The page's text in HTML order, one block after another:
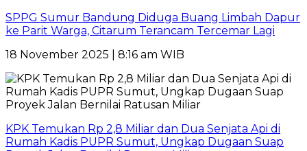
SPPG Sumur Bandung Diduga Buang Limbah Dapur
ke Parit Warga, Citarum Terancam Tercemar Lagi
18 November 2025 | 8:16 am WIB
KPK Temukan Rp 2,8 Miliar dan Dua Senjata Api di
Rumah Kadis PUPR Sumut, Ungkap Dugaan Suap